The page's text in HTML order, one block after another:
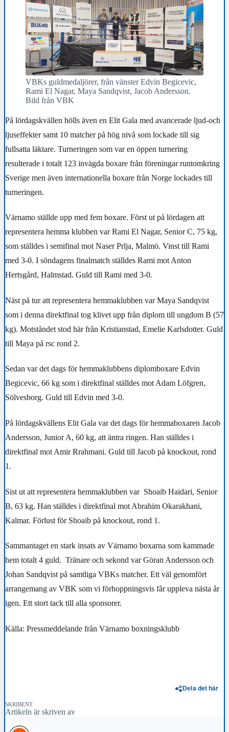
VBKs guldmedaljörer, från vänster Edvin Begicevic,
Rami El Nagar, Maya Sandqvist, Jacob Andersson.
Bild från VBK
På lördagskvällen hölls även en Elit Gala med avancerade ljud-och
ljuseffekter samt 10 matcher på hög nivå som lockade till sig
fullsatta läktare. Turneringen som var en öppen turnering
resulterade i totalt 123 invägda boxare från föreningar runtomkring
Sverige men även internationella boxare från Norge lockades till
turneringen.
Värnamo ställde upp med fem boxare. Först ut på lördagen att
representera hemma klubben var Rami El Nagar, Senior C, 75 kg,
som ställdes i semifinal mot Naser Prlja, Malmö. Vinst till Rami
med 3-0. I söndagens finalmatch ställdes Rami mot Anton
Hertsgård, Halmstad. Guld till Rami med 3-0.
Näst på tur att representera hemmaklubben var Maya Sandqvist
som i denna direktfinal tog klivet upp från diplom till ungdom B (57
kg). Motståndet stod här från Kristianstad, Emelie Karlsdotter. Guld
till Maya på rsc rond 2.
Sedan var det dags för hemmaklubbens diplomboxare Edvin
Begicevic, 66 kg som i direktfinal ställdes mot Adam Löfgren,
Sölvesborg. Guld till Edvin med 3-0.
På lördagskvällens Elit Gala var det dags för hemmaboxaren Jacob
Andersson, Junior A, 60 kg, att äntra ringen. Han ställdes i
direktfinal mot Amir Rrahmani. Guld till Jacob på knockout, rond
1.
Sist ut att representera hemmaklubben var Shoaib Haidari, Senior
B, 63 kg. Han ställdes i direktfinal mot Abrahim Okarakhani,
Kalmar. Förlust för Shoaib på knockout, rond 1.
Sammantaget en stark insats av Värnamo boxarna som kammade
hem totalt 4 guld. Tränare och sekond var Göran Andersson och
Johan Sandqvist på samtliga VBKs matcher. Ett väl genomfört
arrangemang av VBK som vi förhoppningsvis får uppleva nästa år
igen. Ett stort tack till alla sponsorer.
Källa: Pressmeddelande från Värnamo boxningsklubb
Dela det här
SKRIBENT
Artikeln är skriven av